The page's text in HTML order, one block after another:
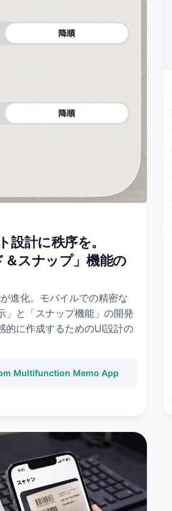
計に秩序を。
スナップ」機能の
進化。モバイルでの精密な
」と「スナップ機能」の開発
的に作成するためのUI設計の
Multifunction Memo App